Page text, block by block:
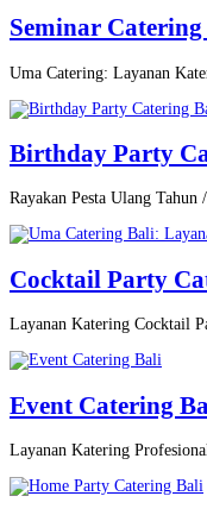
Seminar
Uma Catering: Layanan
Birthday Party
Rayakan Pesta Ulang
Cocktail Party
Layanan Katering Cocktail
Event Catering
Layanan Katering